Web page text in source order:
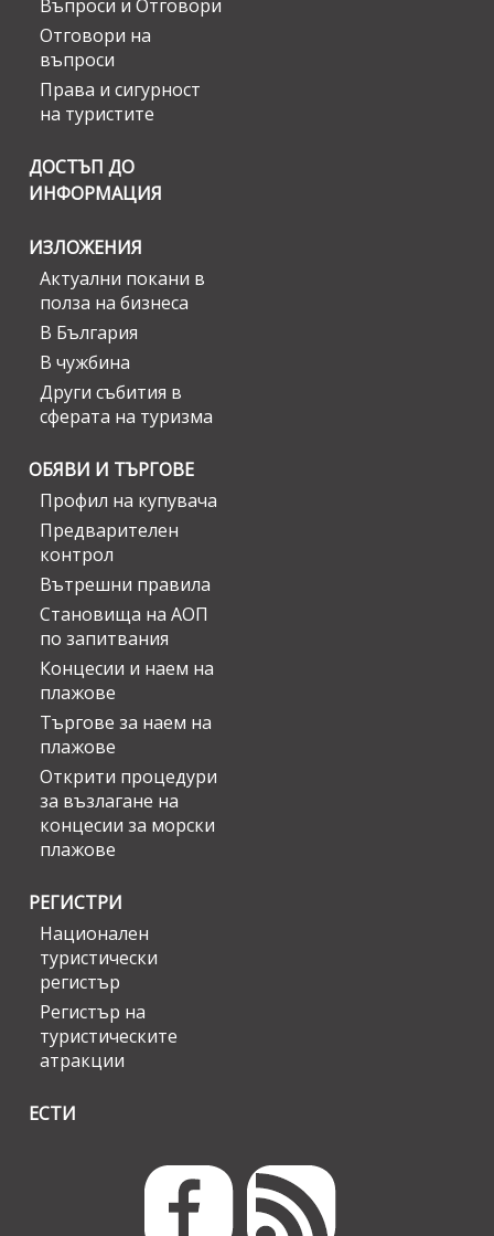
Въпроси и Отговори
Отговори на
въпроси
Права и сигурност
на туристите
ДОСТЪП ДО
ИНФОРМАЦИЯ
ИЗЛОЖЕНИЯ
Актуални покани в
полза на бизнеса
В България
В чужбина
Други събития в
сферата на туризма
ОБЯВИ И ТЪРГОВЕ
Профил на купувача
Предварителен
контрол
Вътрешни правила
Становища на АОП
по запитвания
Концесии и наем на
плажове
Търгове за наем на
плажове
Открити процедури
за възлагане на
концесии за морски
плажове
РЕГИСТРИ
Национален
туристически
регистър
Регистър на
туристическите
атракции
ЕСТИ